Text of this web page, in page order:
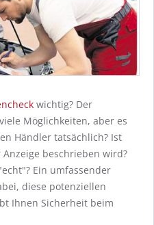
wichtig? Der
Möglichkeiten, aber es
Händler tatsächlich? Ist
beschrieben wird?
Ein umfassender
diese potenziellen
Ihnen Sicherheit beim